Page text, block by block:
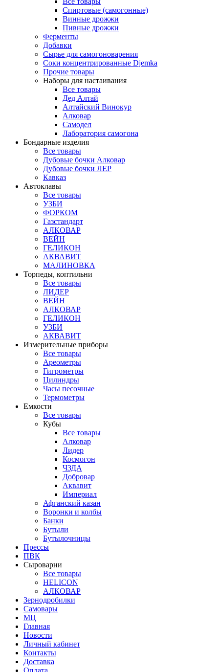
Спиртовые (самогонные)
Винные дрожжи
Пивные дрожжи
Ферменты
Добавки
Сырье для самогоноварения
Соки концентрированные Djemka
Прочие товары
Наборы для настаивания
Все товары
Дед Алтай
Алтайский Винокур
Алковар
Самодел
Лаборатория самогона
Бондарные изделия
Все товары
Дубовые бочки Алковар
Дубовые бочки ЛЕР
Кавказ
Автоклавы
Все товары
УЗБИ
ФОРКОМ
Газстандарт
АЛКОВАР
ВЕЙН
ГЕЛИКОН
АКВАВИТ
МАЛИНОВКА
Торпеды, коптильни
Все товары
ЛИДЕР
ВЕЙН
АЛКОВАР
ГЕЛИКОН
УЗБИ
АКВАВИТ
Измерительные приборы
Все товары
Ареометры
Гигрометры
Цилиндры
Часы песочные
Термометры
Емкости
Все товары
Кубы
Все товары
Алковар
Лидер
Космогон
ЧЗДА
Добровар
Аквавит
Империал
Афганский казан
Воронки и колбы
Банки
Бутыли
Бутылочницы
Прессы
ПВК
Сыроварни
Все товары
HELICON
АЛКОВАР
Зернодробилки
Самовары
МЦ
Главная
Новости
Личный кабинет
Контакты
Доставка
Оплата